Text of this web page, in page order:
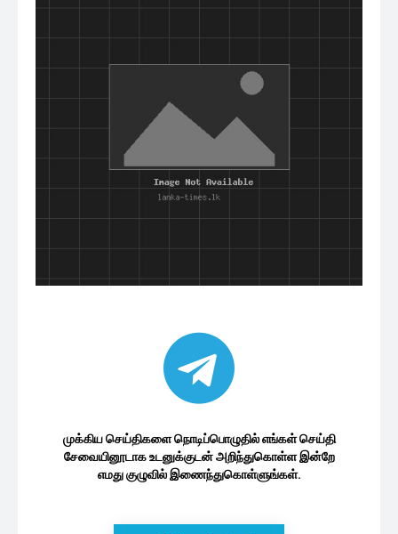
முக்கிய செய்திகளை நொடிப்பொழுதில் எங்கள் செய்தி
சேவையினூடாக உடனுக்குடன் அறிந்துகொள்ள இன்றே
எமது குழுவில் இணைந்துகொள்ளுங்கள்.